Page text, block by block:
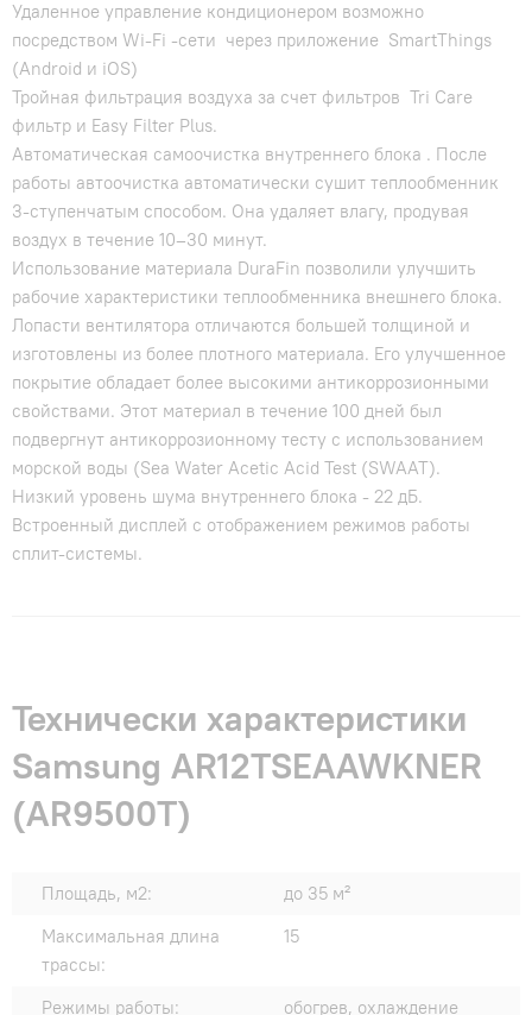
Удаленное управление кондиционером возможно
посредством Wi-Fi -сети через приложение SmartThings
(Android и iOS)
Тройная фильтрация воздуха за счет фильтров Tri Care
фильтр и Easy Filter Plus.
Автоматическая самоочистка внутреннего блока . После
работы автоочистка автоматически сушит теплообменник
3-ступенчатым способом. Она удаляет влагу, продувая
воздух в течение 10–30 минут.
Использование материала DuraFin позволили улучшить
рабочие характеристики теплообменника внешнего блока.
Лопасти вентилятора отличаются большей толщиной и
изготовлены из более плотного материала. Его улучшенное
покрытие обладает более высокими антикоррозионными
свойствами. Этот материал в течение 100 дней был
подвергнут антикоррозионному тесту с использованием
морской воды (Sea Water Acetic Acid Test (SWAAT).
Низкий уровень шума внутреннего блока - 22 дБ.
Встроенный дисплей с отображением режимов работы
сплит-системы.
Технически характеристики
Samsung AR12TSEAAWKNER
(AR9500T)
Площадь, м2:
до 35 м²
Максимальная длина
трассы:
15
Режимы работы:
обогрев, охлаждение